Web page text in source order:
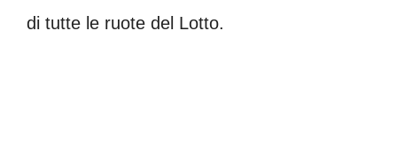
di tutte le ruote del Lotto.